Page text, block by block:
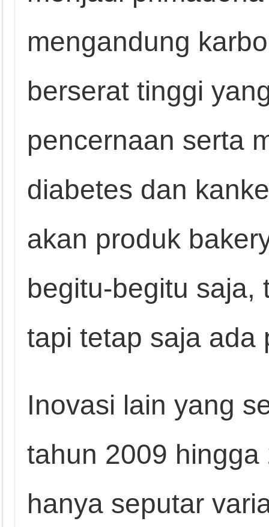
mengandung
berserat tinggi
pencernaan serta
diabetes dan
akan produk
begitu-begitu saja,
tapi tetap saja ada
Inovasi lain yang
tahun 2009
hanya seputar